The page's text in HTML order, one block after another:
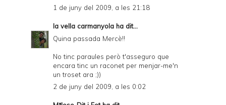
1 de juny del 2009, a les 21:18
la vella carmanyola ha dit...
Quina passada Mercè!!
No tinc paraules però t'asseguro que
encara tinc un raconet per menjar-me'n
un troset ara ;))
2 de juny del 2009, a les 0:02